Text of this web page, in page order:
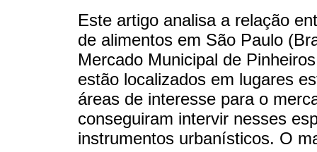
Este artigo analisa a relação
de alimentos em São Paulo
Mercado Municipal de
estão localizados em lugares
áreas de interesse para o
conseguiram intervir nesses
instrumentos urbanísticos. O